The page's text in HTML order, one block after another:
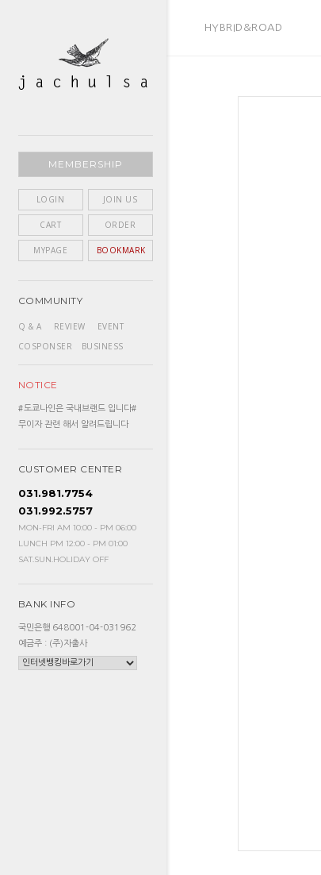
HYBRID&ROAD
MEMBERSHIP
LOGIN JOIN US
CART ORDER
MYPAGE BOOKMARK
COMMUNITY
Q & A REVIEW
EVENT
COSPONSER
BUSINESS
NOTICE
#도쿄나인은 국내브랜드 입니다#
무이자 관련 해서 알려드립니다
CUSTOMER CENTER
031.981.7754
031.992.5757
MON-FRI AM 10:00 - PM 06:00
LUNCH PM 12:00 - PM 01:00
SAT.SUN.HOLIDAY OFF
BANK INFO
국민은행 648001-04-031962
예금주 : (주)자출사